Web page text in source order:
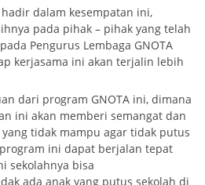
dalam kesempatan ini,
pada pihak – pihak yang telah
Pengurus Lembaga GNOTA
kerjasama ini akan terjalin lebih
dari program GNOTA ini, dimana
ini akan memberi semangat dan
tidak mampu agar tidak putus
ini dapat berjalan tepat
sekolahnya bisa
ada anak yang putus sekolah di